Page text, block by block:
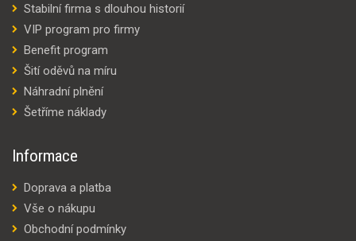
Stabilní firma s dlouhou historií
VIP program pro firmy
Benefit program
Šití oděvů na míru
Náhradní plnění
Šetříme náklady
Informace
Doprava a platba
Vše o nákupu
Obchodní podmínky